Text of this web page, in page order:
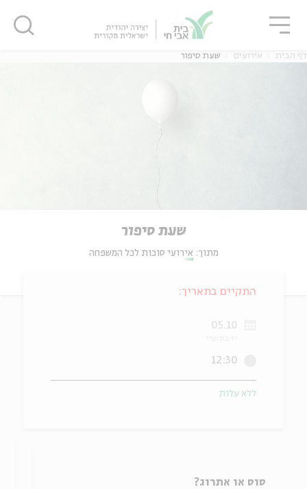
דף הבית אירועים שעת סיפור
שעת סיפור
מתוך: אירועי סוכות לכל המשפחה
סוס או אתרוג?
התקיים בתאריך:
05.10
12:30
ללא עלות
סגור